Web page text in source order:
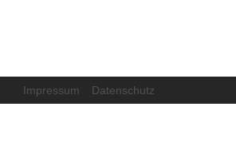
Impressum Datenschutz